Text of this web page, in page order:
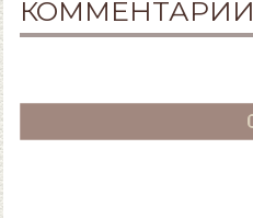
КОММЕНТАРИИ